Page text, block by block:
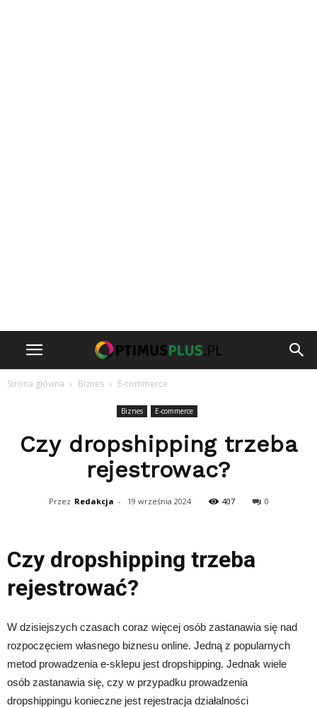
Strona główna Biznes E-commerce
Biznes E-commerce
Czy dropshipping trzeba
rejestrowac?
Przez Redakcja - 19 września 2024 407 0
Czy dropshipping trzeba
rejestrować?
W dzisiejszych czasach coraz więcej osób zastanawia się nad
rozpoczęciem własnego biznesu online. Jedną z popularnych
metod prowadzenia e-sklepu jest dropshipping. Jednak wiele
osób zastanawia się, czy w przypadku prowadzenia
dropshippingu konieczne jest rejestracja działalności